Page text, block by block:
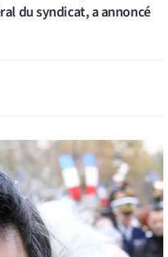
du syndicat, a annoncé